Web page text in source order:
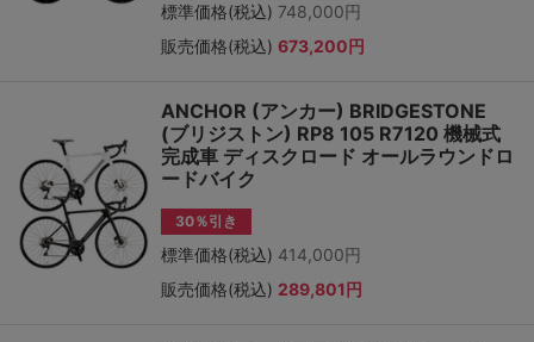
標準価格(税込) 748,000円
販売価格(税込) 673,200円
ANCHOR (アンカー) BRIDGESTONE
(ブリジストン) RP8 105 R7120 機械式
完成車 ディスクロード オールラウンドロ
ードバイク
30％引き
標準価格(税込) 414,000円
販売価格(税込) 289,801円